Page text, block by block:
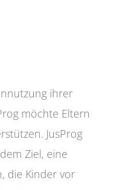
ihrer
möchte Eltern
JusProg
Ziel, eine
die Kinder vor